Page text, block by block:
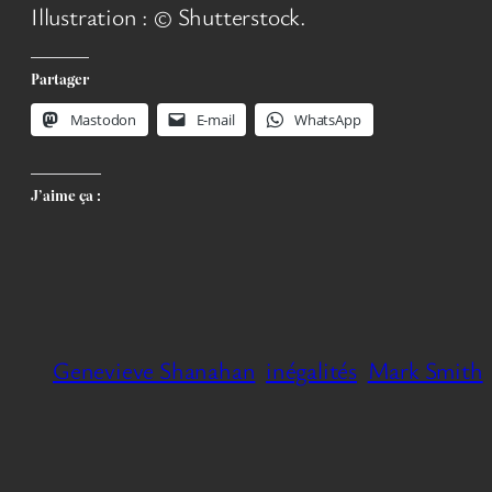
Illustration : © Shutterstock.
Partager
Mastodon E-mail WhatsApp
J’aime ça :
Genevieve Shanahan inégalités Mark Smith